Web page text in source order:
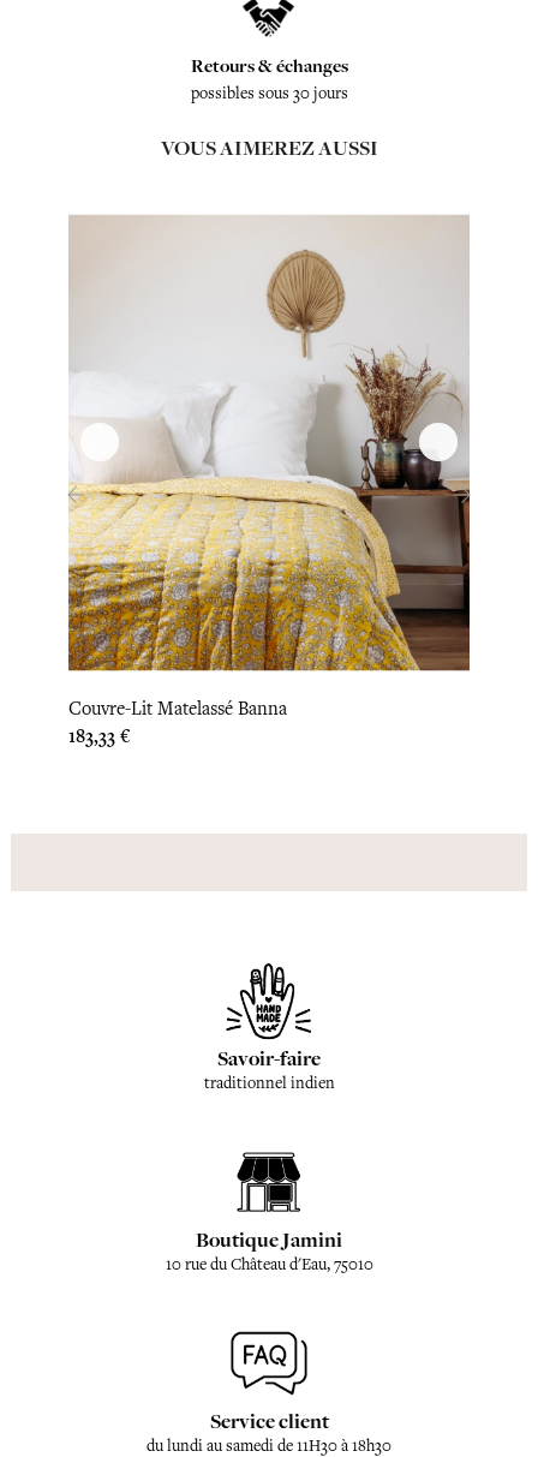
Retours & échanges
possibles sous 30 jours
VOUS AIMEREZ AUSSI
Couvre-Lit Matelassé Banna
Prix
183,33 €
‹ ›
Savoir-faire
traditionnel indien
Boutique Jamini
10 rue du Château d'Eau, 75010
Service client
du lundi au samedi de 11H30 à 18h30